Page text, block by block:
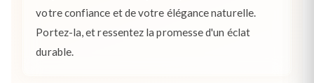
votre confiance et de votre élégance naturelle.
Portez-la, et ressentez la promesse d'un éclat
durable.